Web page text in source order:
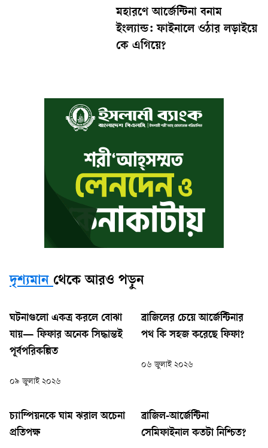
মহারণে আর্জেন্টিনা বনাম
ইংল্যান্ড: ফাইনালে ওঠার লড়াইয়ে
কে এগিয়ে?
দৃশ্যমান থেকে আরও পড়ুন
ঘটনাগুলো একত্র করলে বোঝা
যায়— ফিফার অনেক সিদ্ধান্তই
পূর্বপরিকল্পিত
০৯ জুলাই ২০২৬
ব্রাজিলের চেয়ে আর্জেন্টিনার
পথ কি সহজ করেছে ফিফা?
০৬ জুলাই ২০২৬
চ্যাম্পিয়নকে ঘাম ঝরাল অচেনা
প্রতিপক্ষ
ব্রাজিল-আর্জেন্টিনা
সেমিফাইনাল কতটা নিশ্চিত?